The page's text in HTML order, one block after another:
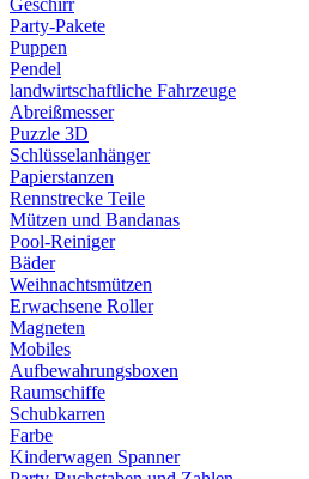
Geschirr
Party-Pakete
Puppen
Pendel
landwirtschaftliche Fahrzeuge
Abreißmesser
Puzzle 3D
Schlüsselanhänger
Papierstanzen
Rennstrecke Teile
Mützen und Bandanas
Pool-Reiniger
Bäder
Weihnachtsmützen
Erwachsene Roller
Magneten
Mobiles
Aufbewahrungsboxen
Raumschiffe
Schubkarren
Farbe
Kinderwagen Spanner